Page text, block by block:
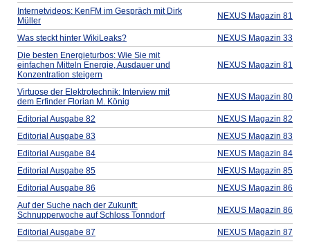
Internetvideos: KenFM im Gespräch mit Dirk
Müller
NEXUS Magazin 81
Was steckt hinter WikiLeaks?
NEXUS Magazin 33
Die besten Energieturbos: Wie Sie mit
einfachen Mitteln Energie, Ausdauer und
Konzentration steigern
NEXUS Magazin 81
Virtuose der Elektrotechnik: Interview mit
dem Erfinder Florian M. König
NEXUS Magazin 80
Editorial Ausgabe 82
NEXUS Magazin 82
Editorial Ausgabe 83
NEXUS Magazin 83
Editorial Ausgabe 84
NEXUS Magazin 84
Editorial Ausgabe 85
NEXUS Magazin 85
Editorial Ausgabe 86
NEXUS Magazin 86
Auf der Suche nach der Zukunft:
Schnupperwoche auf Schloss Tonndorf
NEXUS Magazin 86
Editorial Ausgabe 87
NEXUS Magazin 87